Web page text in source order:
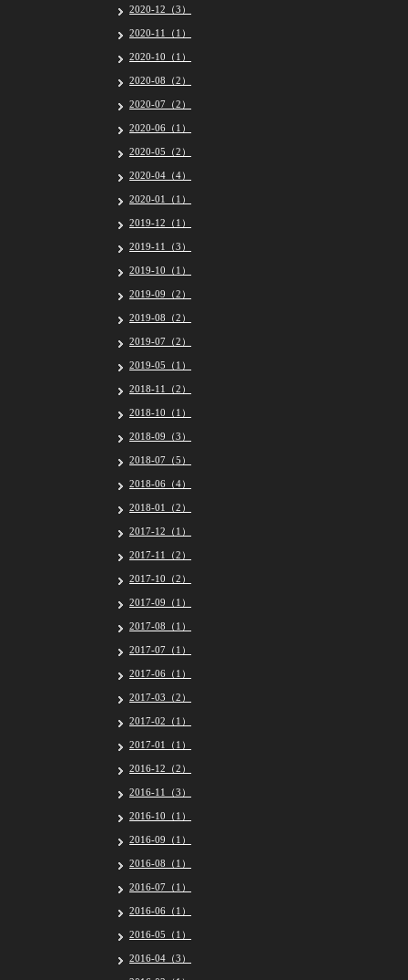
2020-12（3）
2020-11（1）
2020-10（1）
2020-08（2）
2020-07（2）
2020-06（1）
2020-05（2）
2020-04（4）
2020-01（1）
2019-12（1）
2019-11（3）
2019-10（1）
2019-09（2）
2019-08（2）
2019-07（2）
2019-05（1）
2018-11（2）
2018-10（1）
2018-09（3）
2018-07（5）
2018-06（4）
2018-01（2）
2017-12（1）
2017-11（2）
2017-10（2）
2017-09（1）
2017-08（1）
2017-07（1）
2017-06（1）
2017-03（2）
2017-02（1）
2017-01（1）
2016-12（2）
2016-11（3）
2016-10（1）
2016-09（1）
2016-08（1）
2016-07（1）
2016-06（1）
2016-05（1）
2016-04（3）